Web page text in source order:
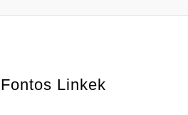
Fontos Linkek